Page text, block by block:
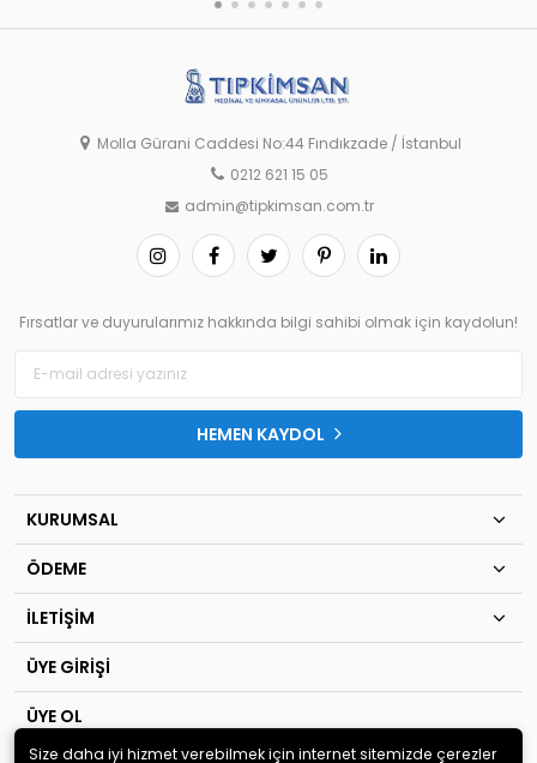
Molla Gürani Caddesi No:44 Fındıkzade / İstanbul
0212 621 15 05
admin@tipkimsan.com.tr
Fırsatlar ve duyurularımız hakkında bilgi sahibi olmak için kaydolun!
HEMEN KAYDOL
KURUMSAL
ÖDEME
İLETİŞİM
ÜYE GİRİŞİ
ÜYE OL
Size daha iyi hizmet verebilmek için internet sitemizde çerezler